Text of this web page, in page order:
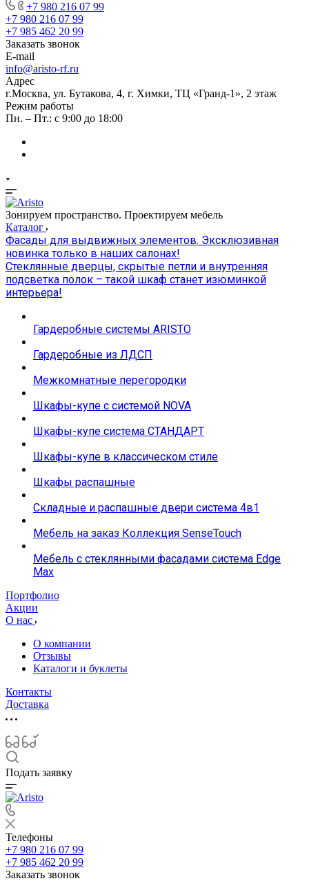
+7 980 216 07 99
+7 980 216 07 99
+7 985 462 20 99
Заказать звонок
E-mail
info@aristo-rf.ru
Адрес
г.Москва, ул. Бутакова, 4, г. Химки, ТЦ «Гранд-1», 2 этаж
Режим работы
Пн. – Пт.: с 9:00 до 18:00
Зонируем пространство. Проектируем мебель
Каталог
Фасады для выдвижных элементов. Эксклюзивная
новинка только в наших салонах!
Стеклянные дверцы, скрытые петли и внутренняя
подсветка полок – такой шкаф станет изюминкой
интерьера!
Гардеробные системы ARISTO
Гардеробные из ЛДСП
Межкомнатные перегородки
Шкафы-купе с системой NOVA
Шкафы-купе система СТАНДАРТ
Шкафы-купе в классическом стиле
Шкафы распашные
Складные и распашные двери система 4в1
Мебель на заказ Коллекция SenseTouch
Мебель с стеклянными фасадами система Edge
Max
Портфолио
Акции
О нас
О компании
Отзывы
Каталоги и буклеты
Контакты
Доставка
Подать заявку
Телефоны
+7 980 216 07 99
+7 985 462 20 99
Заказать звонок